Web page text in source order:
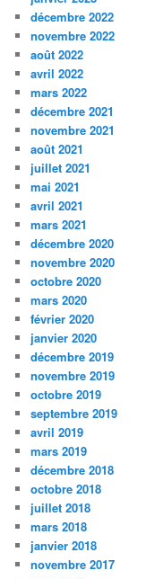
décembre 2022
novembre 2022
août 2022
avril 2022
mars 2022
décembre 2021
novembre 2021
août 2021
juillet 2021
mai 2021
avril 2021
mars 2021
décembre 2020
novembre 2020
octobre 2020
mars 2020
février 2020
janvier 2020
décembre 2019
novembre 2019
octobre 2019
septembre 2019
avril 2019
mars 2019
décembre 2018
octobre 2018
juillet 2018
mars 2018
janvier 2018
novembre 2017